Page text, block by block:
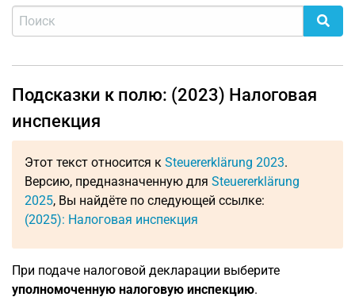
Подсказки к полю: (2023) Налоговая
инспекция
Этот текст относится к Steuererklärung 2023.
Версию, предназначенную для Steuererklärung
2025, Вы найдёте по следующей ссылке:
(2025): Налоговая инспекция
При подаче налоговой декларации выберите
уполномоченную налоговую инспекцию.